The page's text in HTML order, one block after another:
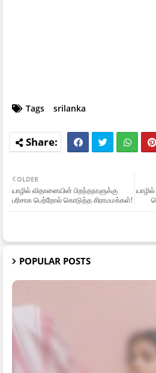
Tags srilanka
OLDER
யாழில் விதானையின் பிறந்தநாளுக்கு
பரிசாக பெற்றோல் கொடுத்த கிராமமக்கள்!
POPULAR POSTS